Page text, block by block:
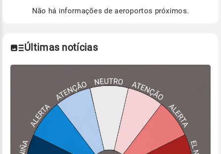
Para obter mais informações sobre os dados
Não há informações de aeroportos próximos.
Últimas notícias